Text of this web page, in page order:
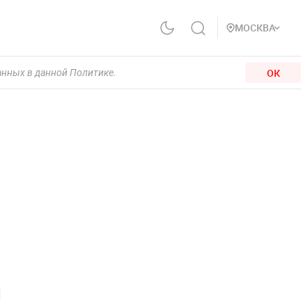
МОСКВА
в данной Политике. ОК